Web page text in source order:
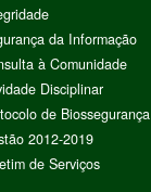
da Informação
à Comunidade
Disciplinar
de Biossegurança
2012-2019
de Serviços